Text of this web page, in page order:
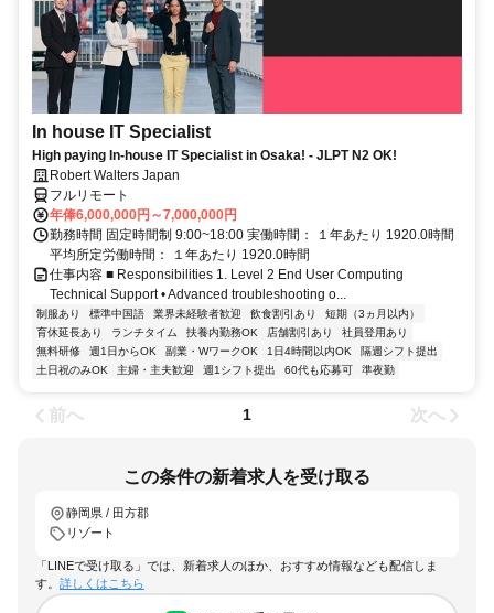
In house IT Specialist
High paying In-house IT Specialist in Osaka! - JLPT N2 OK!
Robert Walters Japan
フルリモート
年俸6,000,000円～7,000,000円
勤務時間 固定時間制 9:00~18:00 実働時間： １年あたり 1920.0時間
平均所定労働時間： １年あたり 1920.0時間
仕事内容 ■ Responsibilities 1. Level 2 End User Computing
Technical Support • Advanced troubleshooting o...
制服あり 標準中国語 業界未経験者歓迎 飲食割引あり
短期（3ヵ月以内）
育休延長あり
ランチタイム 扶養内勤務OK 店舗割引あり
社員登用あり
無料研修
週1日からOK 副業・WワークOK 1日4時間以内OK
隔週シフト提出
土日祝のみOK
主婦・主夫歓迎 週1シフト提出 60代も応募可 準夜勤
前へ 1 次へ
この条件の新着求人を受け取る
静岡県 / 田方郡
リゾート
「LINEで受け取る」では、新着求人のほか、おすすめ情報なども配信しま
す。 詳しくはこちら